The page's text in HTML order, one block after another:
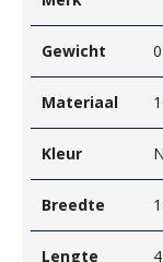
Gewicht
Materiaal
Kleur
Breedte
Lengte